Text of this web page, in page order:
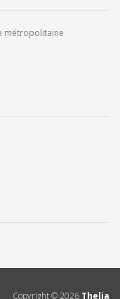
métropolitaine
Copyright ©2026 Thelia